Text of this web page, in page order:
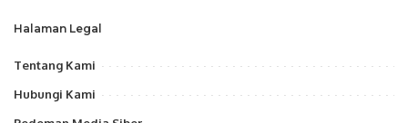
Halaman Legal
Tentang Kami
Hubungi Kami